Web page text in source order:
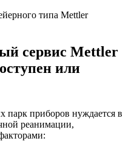
сервис Mettler
или
парк приборов нуждается в
реанимации,